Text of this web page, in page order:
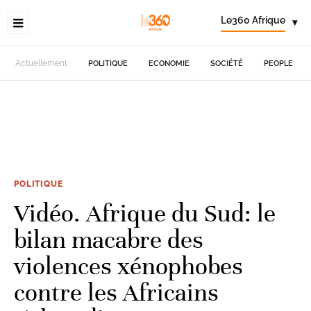
Le360 Afrique ▾
Actuellement POLITIQUE ECONOMIE SOCIÉTÉ PEOPLE
POLITIQUE
Vidéo. Afrique du Sud: le
bilan macabre des
violences xénophobes
contre les Africains